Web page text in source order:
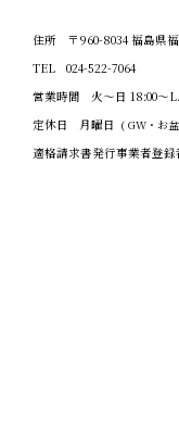
住所
〒960-8034 福島県
TEL
024-522-7064
営業時間
火～日 18:00～
定休日 月曜日 ( GW・お
適格請求書発行事業者登録